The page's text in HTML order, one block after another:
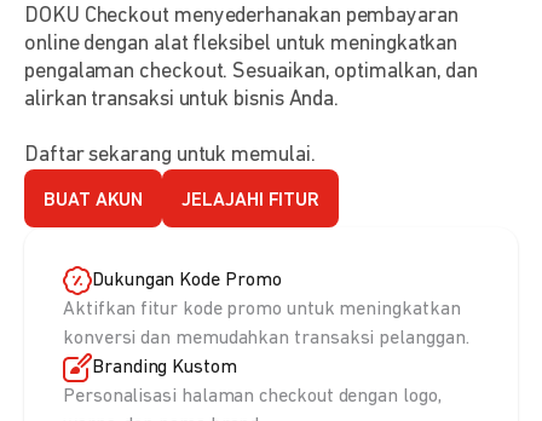
DOKU Checkout menyederhanakan pembayaran
online dengan alat fleksibel untuk meningkatkan
pengalaman checkout. Sesuaikan, optimalkan, dan
alirkan transaksi untuk bisnis Anda.
Daftar sekarang untuk memulai.
BUAT AKUN JELAJAHI FITUR
Dukungan Kode Promo
Aktifkan fitur kode promo untuk meningkatkan
konversi dan memudahkan transaksi pelanggan.
Branding Kustom
Personalisasi halaman checkout dengan logo,